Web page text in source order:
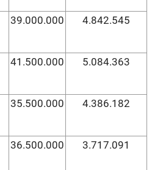
39.000.000 4.842.545
41.500.000 5.084.363
35.500.000 4.386.182
36.500.000 3.717.091